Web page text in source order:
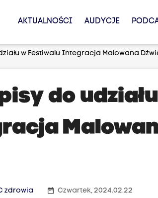
AKTUALNOŚCI AUDYCJE
w Festiwalu Integracja Malowana
do udziału
zdrowia date_range Czwartek, 2024.02.22